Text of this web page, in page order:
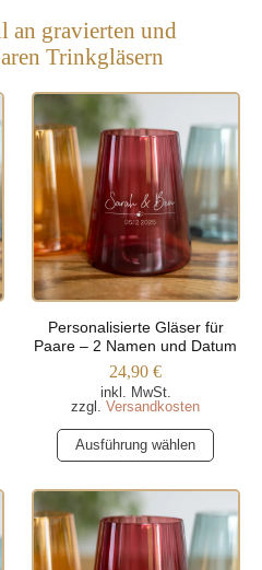
an gravierten und
Trinkgläsern
Personalisierte Gläser für
Paare – 2 Namen und Datum
24,90€
inkl. MwSt.
zzgl.Versandkosten
Ausführung wählen
Dieses
Produkt
weist
mehrere
Varianten
auf.